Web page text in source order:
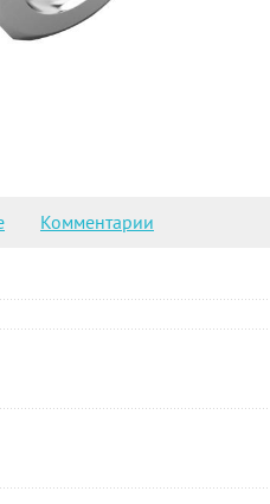
Комментарии